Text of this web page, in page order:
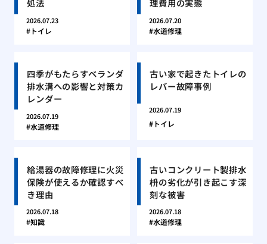
処法
2026.07.23
トイレ
理費用の実態
2026.07.20
水道修理
四季がもたらすベランダ
排水溝への影響と対策カ
レンダー
2026.07.19
水道修理
古い家で起きたトイレの
レバー故障事例
2026.07.19
トイレ
給湯器の故障修理に火災
保険が使えるか確認すべ
き理由
2026.07.18
知識
古いコンクリート製排水
枡の劣化が引き起こす深
刻な被害
2026.07.18
水道修理